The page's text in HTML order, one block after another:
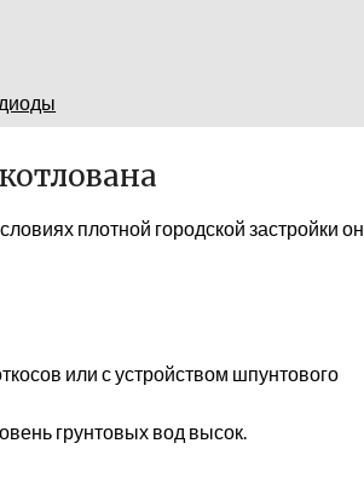
плотной городской застройки он
или с устройством шпунтового
грунтовых вод высок.